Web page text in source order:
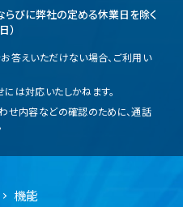
ならびに弊社の定める休業日を除く
）
答えいただけない場合、ご利用い
は対応いたしかねます。
せ内容などの確認のために、通話
機能